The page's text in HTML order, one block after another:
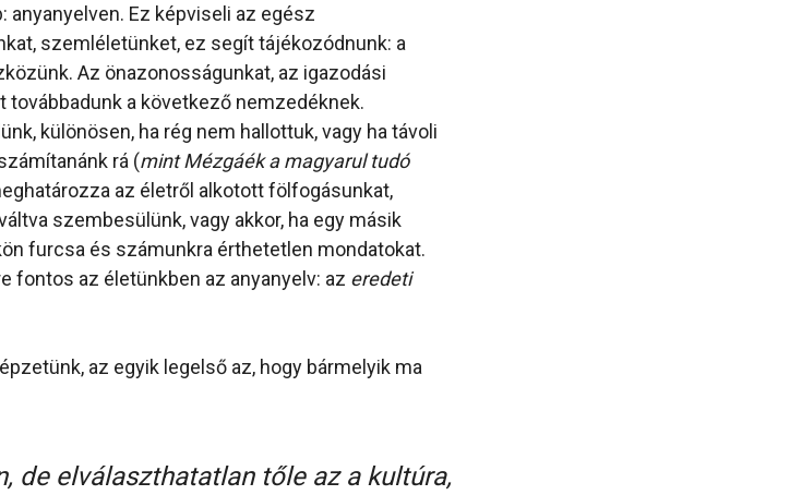
Ez képviseli az egész
szemléletünket, ez segít tájékozódnunk: a
Az önazonosságunkat, az igazodási
továbbadunk a következő nemzedéknek.
különösen, ha rég nem hallottuk, vagy ha távoli
rá (mint Mézgáék a magyarul tudó
az életről alkotott fölfogásunkat,
szembesülünk, vagy akkor, ha egy másik
furcsa és számunkra érthetetlen mondatokat.
fontos az életünkben az anyanyelv: az eredeti
az egyik legelső az, hogy bármelyik ma
de elválaszthatatlan tőle az a kultúra,